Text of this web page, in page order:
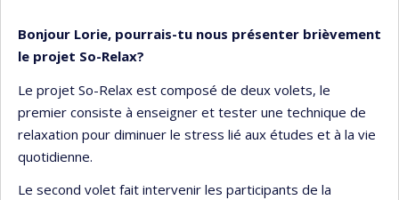
Bonjour Lorie, pourrais-tu nous présenter brièvement
le projet So-Relax?
Le projet So-Relax est composé de deux volets, le
premier consiste à enseigner et tester une technique de
relaxation pour diminuer le stress lié aux études et à la vie
quotidienne.
Le second volet fait intervenir les participants de la